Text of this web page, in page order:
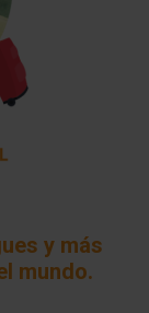
y más
mundo.